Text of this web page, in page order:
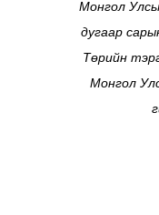
Монгол
дугаар
Төрийн
Монгол